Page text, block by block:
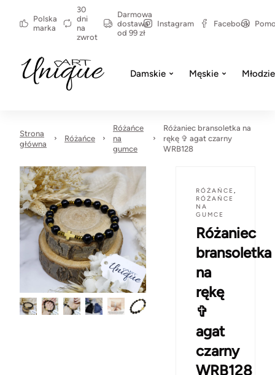
Polska
marka
30
dni
na
zwrot
Darmowa
dostawa
od 99 zł
Instagram Facebook
Damskie Męskie
Strona
główna
Różańce
Różańce
na
gumce
Różaniec bransoletka na
rękę ✞ agat czarny
WRB128
RÓŻAŃCE,
RÓŻAŃCE
NA
GUMCE
Różaniec
bransoletka
na
rękę
✞
agat
czarny
WRB128